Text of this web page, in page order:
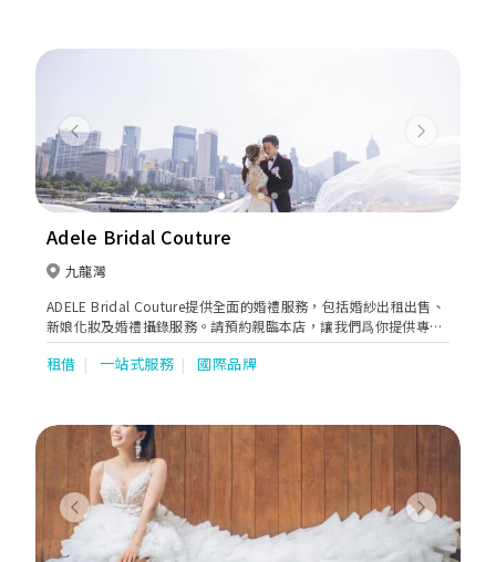
Previous Next
Adele Bridal Couture
九龍灣
ADELE Bridal Couture提供全面的婚禮服務，包括婚紗出租出售、
新娘化妝及婚禮攝錄服務。請預約親臨本店，讓我們爲你提供專業
的建議。
租借 一站式服務 國際品牌
Previous Next